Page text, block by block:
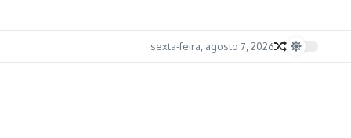
sexta-feira, agosto 7, 2026